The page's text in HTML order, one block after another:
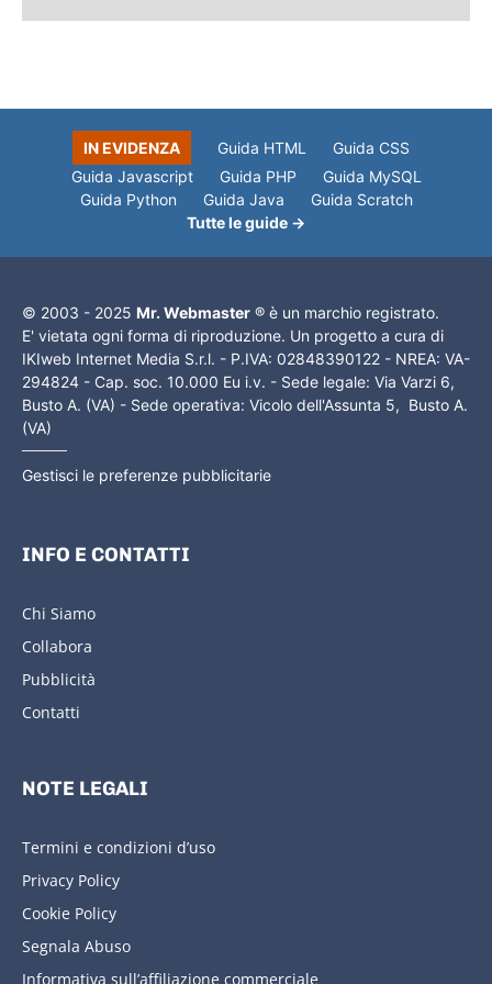
IN EVIDENZA Guida HTML
Guida CSS
Guida Javascript
Guida PHP
Guida MySQL
Guida Python
Guida Java
Guida Scratch
Tutte le guide →
© 2003 - 2025 Mr. Webmaster ® è un marchio registrato.
E' vietata ogni forma di riproduzione. Un progetto a cura di
IKIweb Internet Media S.r.l. - P.IVA: 02848390122 - NREA: VA-
294824 - Cap. soc. 10.000 Eu i.v. - Sede legale: Via Varzi 6,
Busto A. (VA) - Sede operativa: Vicolo dell'Assunta 5, Busto A.
(VA)
Gestisci le preferenze pubblicitarie
INFO E CONTATTI
Chi Siamo
Collabora
Pubblicità
Contatti
NOTE LEGALI
Termini e condizioni d’uso
Privacy Policy
Cookie Policy
Segnala Abuso
Informativa sull’affiliazione commerciale